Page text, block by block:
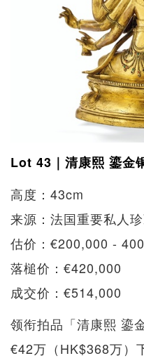
Lot 43｜清康熙 鎏金
高度：43cm
来源：法国重要私人
估价：€200,000 -
落槌价：€420,000
成交价：€514,000
领衔拍品「清康熙 鎏
€42万（HK$368万）